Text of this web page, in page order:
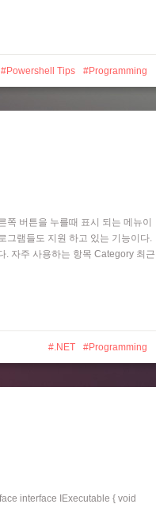
Powershell Tips Programming
쪽 버튼을 누를때 표시 되는 메뉴이
그램들도 지원 하고 있는 기능이다.
. 자주 사용하는 항목 Category 최근
.NET Programming
interface IExecutable { void